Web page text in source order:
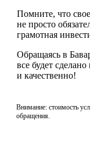
Помните, что
не просто
грамотная
Обращаясь в
все будет
и качественно!
Внимание: стоимость
обращения.